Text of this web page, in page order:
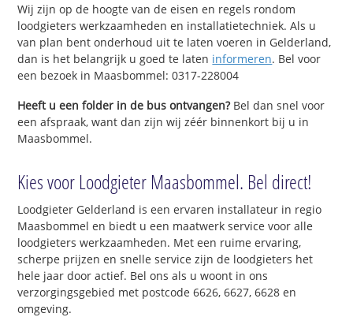
Wij zijn op de hoogte van de eisen en regels rondom
loodgieters werkzaamheden en installatietechniek. Als u
van plan bent onderhoud uit te laten voeren in Gelderland,
dan is het belangrijk u goed te laten informeren. Bel voor
een bezoek in Maasbommel: 0317-228004
Heeft u een folder in de bus ontvangen?Bel dan snel voor
een afspraak, want dan zijn wij zéér binnenkort bij u in
Maasbommel.
Kies voor Loodgieter Maasbommel. Bel direct!
Loodgieter Gelderland is een ervaren installateur in regio
Maasbommel en biedt u een maatwerk service voor alle
loodgieters werkzaamheden. Met een ruime ervaring,
scherpe prijzen en snelle service zijn de loodgieters het
hele jaar door actief. Bel ons als u woont in ons
verzorgingsgebied met postcode 6626, 6627, 6628 en
omgeving.